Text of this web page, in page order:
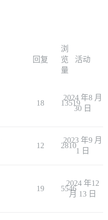
回复
浏
览
量
活动
18 13519
2024 年8 月
30 日
12 2810
2023 年9 月
1 日
19 5546
2024 年12
月 13 日